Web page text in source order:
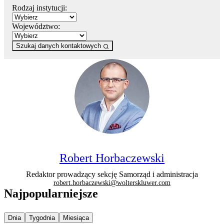
Rodzaj instytucji:
Województwo:
Szukaj danych kontaktowych
Robert Horbaczewski
Redaktor prowadzący sekcję Samorząd i administracja
robert.horbaczewski@wolterskluwer.com
Najpopularniejsze
Najpopularniejsze wiadomości z
Dnia Najpopularniejsze wiadomości z
Tygodnia Najpopularniejsze wiadomości z
Miesiąca